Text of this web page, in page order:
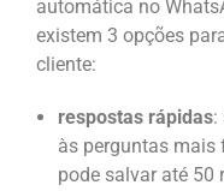
automática no
existem 3 opções
cliente:
respostas rápidas:
às perguntas mais
pode salvar até 50